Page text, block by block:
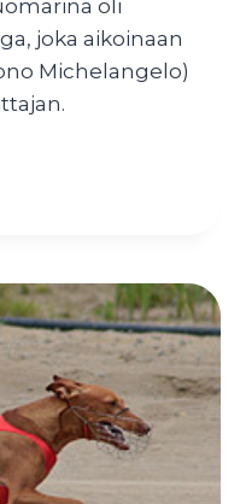
oli
joka aikoinaan
Michelangelo)